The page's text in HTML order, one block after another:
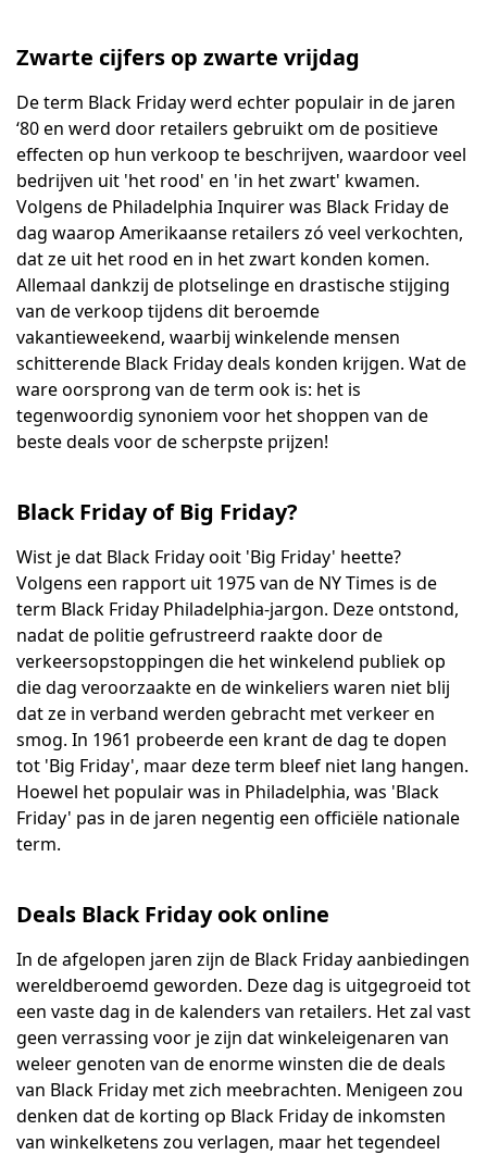
Zwarte cijfers op zwarte vrijdag
De term Black Friday werd echter populair in de jaren
‘80 en werd door retailers gebruikt om de positieve
effecten op hun verkoop te beschrijven, waardoor veel
bedrijven uit 'het rood' en 'in het zwart' kwamen.
Volgens de Philadelphia Inquirer was Black Friday de
dag waarop Amerikaanse retailers zó veel verkochten,
dat ze uit het rood en in het zwart konden komen.
Allemaal dankzij de plotselinge en drastische stijging
van de verkoop tijdens dit beroemde
vakantieweekend, waarbij winkelende mensen
schitterende Black Friday deals konden krijgen. Wat de
ware oorsprong van de term ook is: het is
tegenwoordig synoniem voor het shoppen van de
beste deals voor de scherpste prijzen!
Black Friday of Big Friday?
Wist je dat Black Friday ooit 'Big Friday' heette?
Volgens een rapport uit 1975 van de NY Times is de
term Black Friday Philadelphia-jargon. Deze ontstond,
nadat de politie gefrustreerd raakte door de
verkeersopstoppingen die het winkelend publiek op
die dag veroorzaakte en de winkeliers waren niet blij
dat ze in verband werden gebracht met verkeer en
smog. In 1961 probeerde een krant de dag te dopen
tot 'Big Friday', maar deze term bleef niet lang hangen.
Hoewel het populair was in Philadelphia, was 'Black
Friday' pas in de jaren negentig een officiële nationale
term.
Deals Black Friday ook online
In de afgelopen jaren zijn de Black Friday aanbiedingen
wereldberoemd geworden. Deze dag is uitgegroeid tot
een vaste dag in de kalenders van retailers. Het zal vast
geen verrassing voor je zijn dat winkeleigenaren van
weleer genoten van de enorme winsten die de deals
van Black Friday met zich meebrachten. Menigeen zou
denken dat de korting op Black Friday de inkomsten
van winkelketens zou verlagen, maar het tegendeel